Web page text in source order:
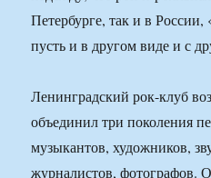
Петербурге, так и в России,
пусть и в другом виде и с
Ленинградский рок-клуб
объединил три поколения
музыкантов, художников,
журналистов, фотографов.